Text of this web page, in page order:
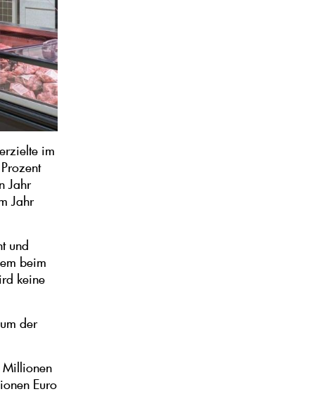
im
Jahr
Jahr
und
beim
keine
der
Millionen
Euro